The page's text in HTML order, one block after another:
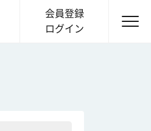
会員登録
ログイン